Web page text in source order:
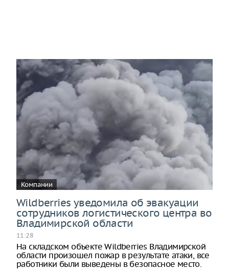
Компании
Wildberries уведомила об эвакуации
сотрудников логистического центра во
Владимирской области
11:28
На складском объекте Wildberries Владимирской
области произошел пожар в результате атаки, все
работники были выведены в безопасное место.